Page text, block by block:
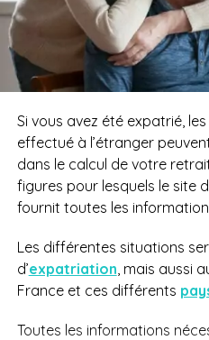
Si vous avez été expatrié,
effectué à l’étranger
dans le calcul de votre
figures pour lesquels le site
fournit toutes les
Les différentes situations
d’expatriation , mais aussi
France et ces différents
Toutes les informations